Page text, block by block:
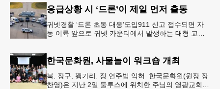
응급상황 시 ‘드론’이 제일 먼저 출동
귀넷경찰 ‘드론 초동 대응’도입911 신고 접수되면 자
동 이륙 앞으로 귀넷 카운티에서 발생하는 대형 교통
한국문화원, 사물놀이 워크숍 개최
북, 장구, 꽹가리, 징 연주법 익혀 한국문화원(원장 장
찬영)은 지난 2일 둘루스에 위치한 주님의 영광교회에